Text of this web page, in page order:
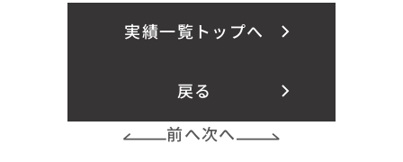
実績一覧トップへ
戻る
前へ次へ